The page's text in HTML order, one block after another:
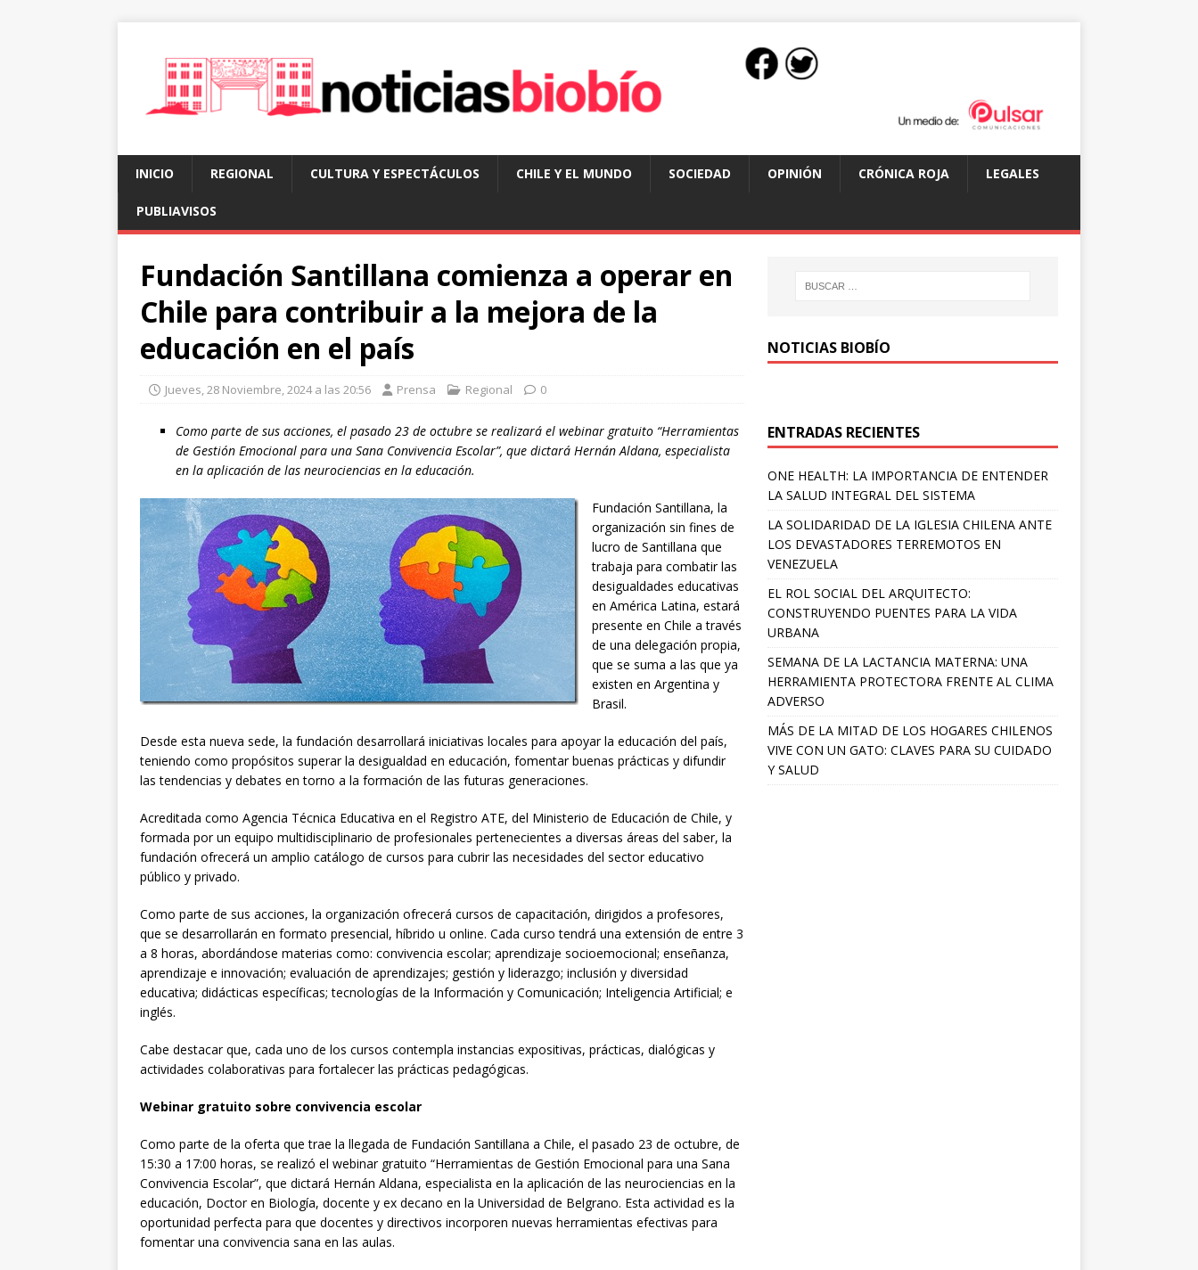
INICIO REGIONAL CULTURA Y ESPECTÁCULOS CHILE Y EL MUNDO SOCIEDAD OPINIÓN CRÓNICA ROJA LEGALES
PUBLIAVISOS
Fundación Santillana comienza a operar en
Chile para contribuir a la mejora de la
educación en el país
Jueves, 28 Noviembre, 2024 a las 20:56 Prensa Regional 0
Como parte de sus acciones, el pasado 23 de octubre se realizará el webinar gratuito “Herramientas
de Gestión Emocional para una Sana Convivencia Escolar”, que dictará Hernán Aldana, especialista
en la aplicación de las neurociencias en la educación.
Fundación Santillana, la
organización sin fines de
lucro de Santillana que
trabaja para combatir las
desigualdades educativas
en América Latina, estará
presente en Chile a través
de una delegación propia,
que se suma a las que ya
existen en Argentina y
Brasil.
Desde esta nueva sede, la fundación desarrollará iniciativas locales para apoyar la educación del país,
teniendo como propósitos superar la desigualdad en educación, fomentar buenas prácticas y difundir
las tendencias y debates en torno a la formación de las futuras generaciones.
Acreditada como Agencia Técnica Educativa en el Registro ATE, del Ministerio de Educación de Chile, y
formada por un equipo multidisciplinario de profesionales pertenecientes a diversas áreas del saber, la
fundación ofrecerá un amplio catálogo de cursos para cubrir las necesidades del sector educativo
público y privado.
Como parte de sus acciones, la organización ofrecerá cursos de capacitación, dirigidos a profesores,
que se desarrollarán en formato presencial, híbrido u online. Cada curso tendrá una extensión de entre 3
a 8 horas, abordándose materias como: convivencia escolar; aprendizaje socioemocional; enseñanza,
aprendizaje e innovación; evaluación de aprendizajes; gestión y liderazgo; inclusión y diversidad
educativa; didácticas específicas; tecnologías de la Información y Comunicación; Inteligencia Artificial; e
inglés.
Cabe destacar que, cada uno de los cursos contempla instancias expositivas, prácticas, dialógicas y
actividades colaborativas para fortalecer las prácticas pedagógicas.
Webinar gratuito sobre convivencia escolar
Como parte de la oferta que trae la llegada de Fundación Santillana a Chile, el pasado 23 de octubre, de
15:30 a 17:00 horas, se realizó el webinar gratuito “Herramientas de Gestión Emocional para una Sana
Convivencia Escolar”, que dictará Hernán Aldana, especialista en la aplicación de las neurociencias en la
educación, Doctor en Biología, docente y ex decano en la Universidad de Belgrano. Esta actividad es la
oportunidad perfecta para que docentes y directivos incorporen nuevas herramientas efectivas para
fomentar una convivencia sana en las aulas.
NOTICIAS BIOBÍO
ENTRADAS RECIENTES
ONE HEALTH: LA IMPORTANCIA DE ENTENDER
LA SALUD INTEGRAL DEL SISTEMA
LA SOLIDARIDAD DE LA IGLESIA CHILENA ANTE
LOS DEVASTADORES TERREMOTOS EN
VENEZUELA
EL ROL SOCIAL DEL ARQUITECTO:
CONSTRUYENDO PUENTES PARA LA VIDA
URBANA
SEMANA DE LA LACTANCIA MATERNA: UNA
HERRAMIENTA PROTECTORA FRENTE AL CLIMA
ADVERSO
MÁS DE LA MITAD DE LOS HOGARES CHILENOS
VIVE CON UN GATO: CLAVES PARA SU CUIDADO
Y SALUD